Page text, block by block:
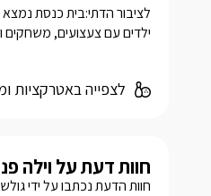
ילדים עם צעצועים, משחקים
לצפייה באטרקציות
חוות דעת על וילה
חוות הדעת נכתבו על ידי